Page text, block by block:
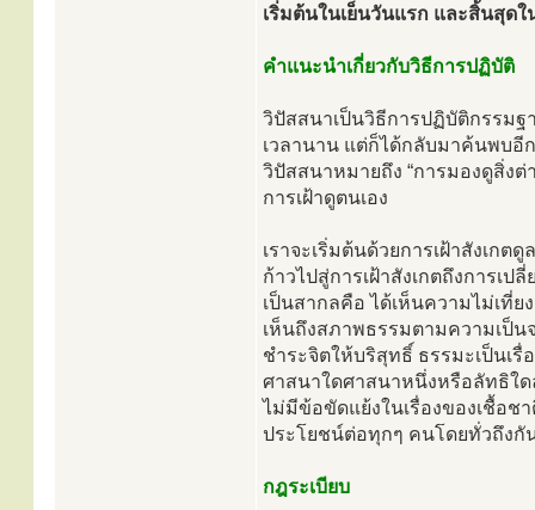
เริ่มต้นในเย็นวันแรก และสิ้นสุด
คำแนะนำเกี่ยวกับวิธีการปฏิบัติ
วิปัสสนาเป็นวิธีการปฏิบัติกรรม
เวลานาน แต่ก็ได้กลับมาค้นพบอี
วิปัสสนาหมายถึง “การมองดูสิ่ง
การเฝ้าดูตนเอง
เราจะเริ่มต้นด้วยการเฝ้าสังเก
ก้าวไปสู่การเฝ้าสังเกตถึงการเ
เป็นสากลคือ ได้เห็นความไม่เที่
เห็นถึงสภาพธรรมตามความเป็น
ชำระจิตให้บริสุทธิ์ ธรรมะเป็นเ
ศาสนาใดศาสนาหนึ่งหรือลัทธิใ
ไม่มีข้อขัดแย้งในเรื่องของเชื้อ
ประโยชน์ต่อทุกๆ คนโดยทั่วถึงกั
กฎระเบียบ